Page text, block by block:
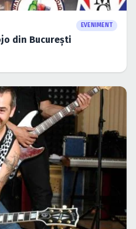
EVENIMENT
din Bucureşti